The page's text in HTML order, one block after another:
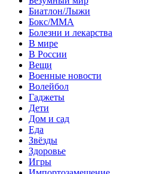
Биатлон/Лыжи
Бокс/MMA
Болезни и лекарства
В мире
В России
Вещи
Военные новости
Волейбол
Гаджеты
Дети
Дом и сад
Еда
Звёзды
Здоровье
Игры